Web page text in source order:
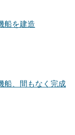
船を建造
船、間もなく完成